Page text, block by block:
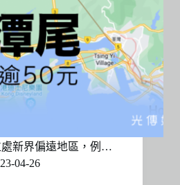
新界偏遠地區，例…
04-26